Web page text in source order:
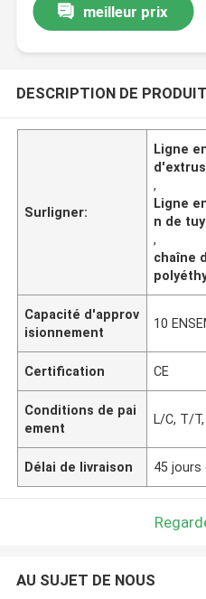
meilleur prix
DESCRIPTION DE PRODUIT
Surligner:
Ligne
,
Ligne
n de
,
chaîne
Capacité d'approv
isionnement
10
Certification CE
Conditions de pai
ement
L/C, T/
Délai de livraison 45 jours
AU SUJET DE NOUS